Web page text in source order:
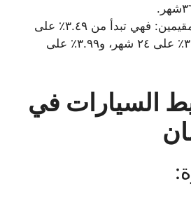
أما بالنسبة للمقيمين: فهي تبدأ من ٣.٤٩٪ على
١٢ شهر، و٣.٧٤٪ على ٢٤ شهر، و٣.٩٩٪ على
السيارات في